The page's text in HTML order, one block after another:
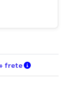
frete Verifique